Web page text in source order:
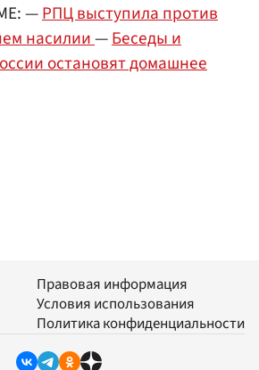
—РПЦ выступила против
насилии—Беседы и
остановят домашнее
Правовая информация
Условия использования
Политика конфиденциальности